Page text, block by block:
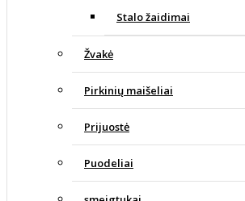
Stalo žaidimai
Žvakė
Pirkinių maišeliai
Prijuostė
Puodeliai